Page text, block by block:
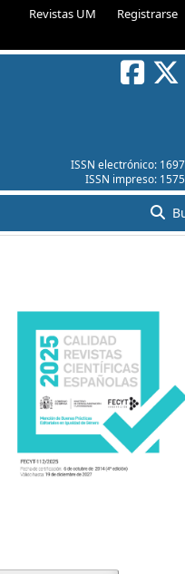
Revistas UM Registrarse
ISSN electrónico:
ISSN impreso: